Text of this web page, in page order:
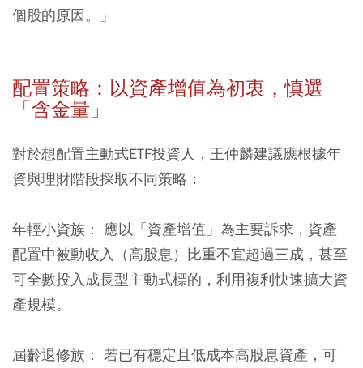
個股的原因。」
配置策略：以資產增值為初衷，慎選
「含金量」
對於想配置主動式ETF投資人，王仲麟建議應根據年
資與理財階段採取不同策略：
年輕小資族：
應以「資產增值」為主要訴求，資產
配置中被動收入（高股息）比重不宜超過三成，甚至
可全數投入成長型主動式標的，利用複利快速擴大資
產規模。
屆齡退修族： 若已有穩定且低成本高股息資產，可